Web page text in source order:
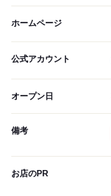
ホームページ
公式アカウント
オープン日
備考
お店のPR